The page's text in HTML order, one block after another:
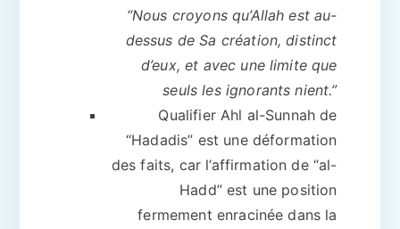
“Nous croyons qu’Allah est au-
dessus de Sa création, distinct
d’eux, et avec une limite que
seuls les ignorants nient.”
Qualifier Ahl al-Sunnah de
“Hadadis” est une déformation
des faits, car l’affirmation de “al-
Hadd” est une position
fermement enracinée dans la